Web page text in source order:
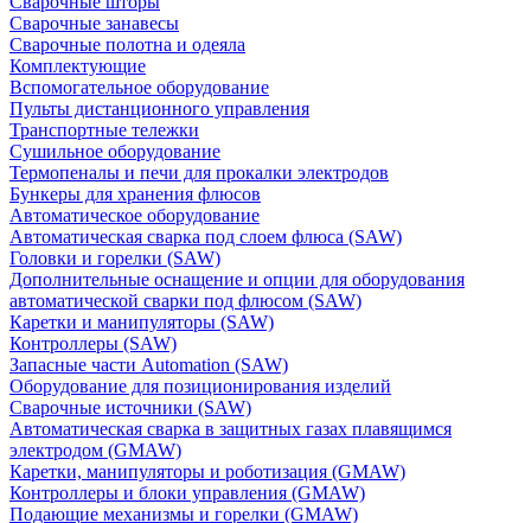
Сварочные занавесы
Сварочные полотна и одеяла
Комплектующие
Вспомогательное оборудование
Пульты дистанционного управления
Транспортные тележки
Сушильное оборудование
Термопеналы и печи для прокалки электродов
Бункеры для хранения флюсов
Автоматическое оборудование
Автоматическая сварка под слоем флюса (SAW)
Головки и горелки (SAW)
Дополнительные оснащение и опции для оборудования
автоматической сварки под флюсом (SAW)
Каретки и манипуляторы (SAW)
Контроллеры (SAW)
Запасные части Automation (SAW)
Оборудование для позиционирования изделий
Сварочные источники (SAW)
Автоматическая сварка в защитных газах плавящимся
электродом (GMAW)
Каретки, манипуляторы и роботизация (GMAW)
Контроллеры и блоки управления (GMAW)
Подающие механизмы и горелки (GMAW)